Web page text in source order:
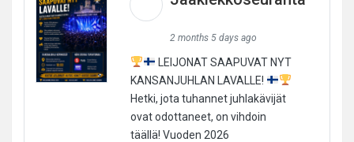
2 months 5 days ago
LEIJONAT SAAPUVAT NYT
KANSANJUHLAN LAVALLE!
Hetki, jota tuhannet juhlakävijät
ovat odottaneet, on vihdoin
täällä! Vuoden 2026